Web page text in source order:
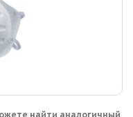
найти аналогичный